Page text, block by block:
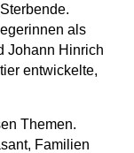
als
Johann Hinrich
entwickelte,
Themen.
Familien